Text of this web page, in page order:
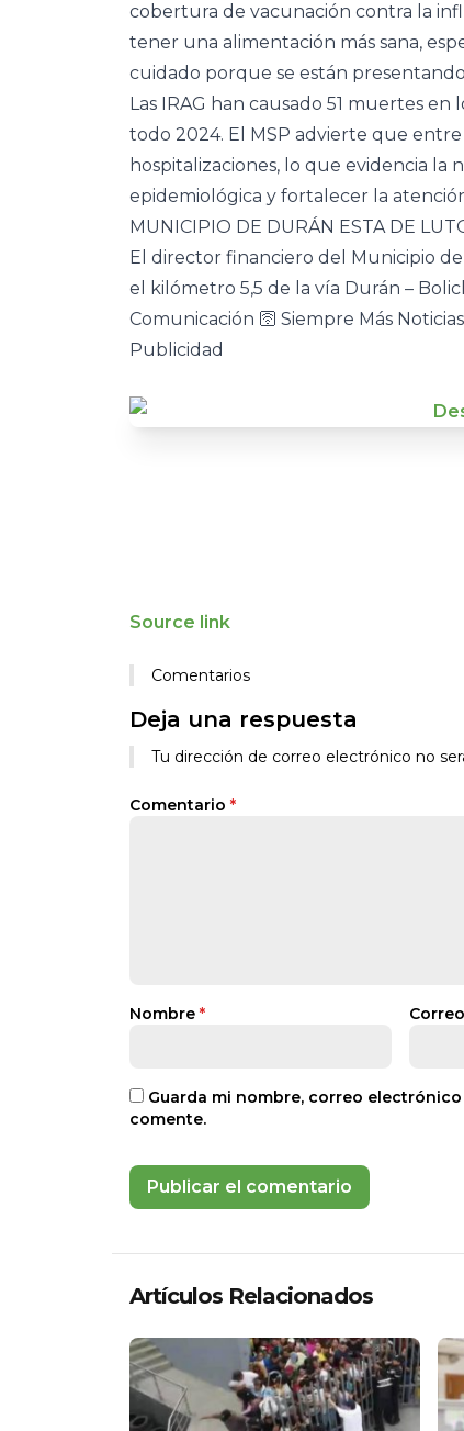
cobertura de vacunación contra la
tener una alimentación más sana,
cuidado porque se están
Las IRAG han causado 51 muertes
todo 2024. El MSP advierte que entre
hospitalizaciones, lo que evidencia la
epidemiológica y fortalecer la
MUNICIPIO DE DURÁN ESTA DE
El director financiero del Municipio de
el kilómetro 5,5 de la vía Durán –
Comunicación 🛜 Siempre Más
Publicidad
Source link
Comentarios
Deja una respuesta
Tu dirección de correo electrónico no
Comentario *
Nombre *
Guarda mi nombre, correo
comente.
Alternative:
Artículos Relacionados